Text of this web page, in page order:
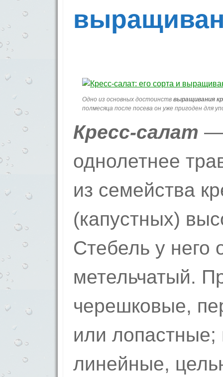
Одно из основных достоинств выращивания
полмесяца после посева он уже пригоден для
Кресс-салат —
однолетнее
из семейства
(капустных)
Стебель у него
метельчатый.
черешковые,
или лопастные;
линейные,